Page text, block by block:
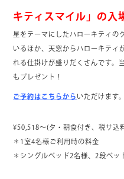
キティスマイル」の入
星をテーマにしたハローキティの
いるほか、天窓からハローキティ
れる仕掛けが盛りだくさんです。
もプレゼント！
ご予約はこちらから いただけます。
¥50,518～(夕・朝食付き、税サ込
＊1室4名様ご利用時の料金
＊シングルベッド2名様、2段ベッ